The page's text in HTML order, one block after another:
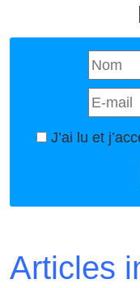
J’ai lu et
Articles